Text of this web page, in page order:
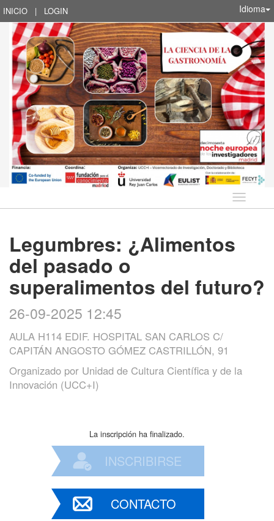
INICIO | LOGIN Idioma
Idioma
Legumbres: ¿Alimentos
del pasado o
superalimentos del futuro?
26-09-2025 12:45
AULA H114 EDIF. HOSPITAL SAN CARLOS C/
CAPITÁN ANGOSTO GÓMEZ CASTRILLÓN, 91
Organizado por Unidad de Cultura Científica y de la
Innovación (UCC+I)
La inscripción ha finalizado.
INSCRIBIRSE
CONTACTO